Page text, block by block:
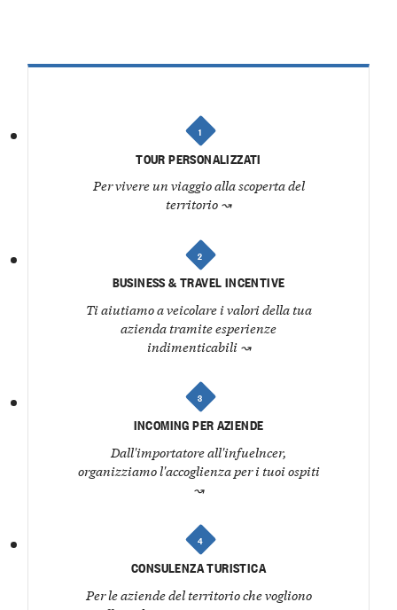
1
TOUR PERSONALIZZATI
Per vivere un viaggio alla scoperta del
territorio↝
2
BUSINESS & TRAVEL INCENTIVE
Ti aiutiamo a veicolare i valori della tua
azienda tramite esperienze
indimenticabili↝
3
INCOMING PER AZIENDE
Dall'importatore all'infuelncer,
organizziamo l'accoglienza per i tuoi ospiti
↝
4
CONSULENZA TURISTICA
Per le aziende del territorio che vogliono